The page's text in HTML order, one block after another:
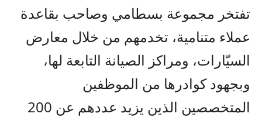
تفتخر مجموعة بسطامي وصاحب بقاعدة
عملاء متنامية، تخدمهم من خلال معارض
السيّارات، ومراكز الصيانة التابعة لها،
وبجهود كوادرها من الموظفين
المتخصصين الذين يزيد عددهم عن 200